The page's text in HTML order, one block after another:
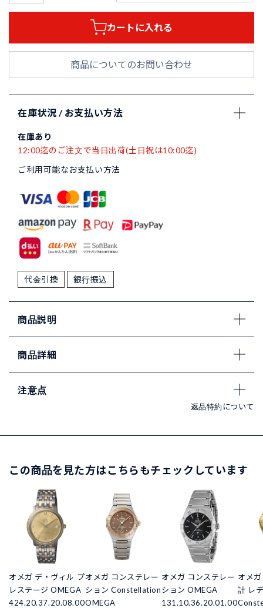
カートに入れる
商品についてのお問い合わせ
在庫状況 / お支払い方法
在庫あり
12:00迄のご注文で当日出荷(土日祝は10:00迄)
ご利用可能なお支払い方法
代金引換 銀行振込
商品説明
商品詳細
注意点
返品特約について
この商品を見た方はこちらもチェックしています
オメガ デ・ヴィル プ
レステージ OMEGA
424.20.37.20.08.00
オメガ コンステレー
ション Constellation
OMEGA
オメガ コンステレー
ション OMEGA
131.10.36.20.01.00
オメ
計 レ